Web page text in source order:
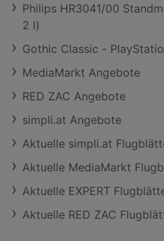
Philips HR3041/00
2 l)
Gothic Classic -
MediaMarkt Angebote
RED ZAC Angebote
simpli.at Angebote
Aktuelle simpli.at
Aktuelle MediaMarkt
Aktuelle EXPERT
Aktuelle RED ZAC